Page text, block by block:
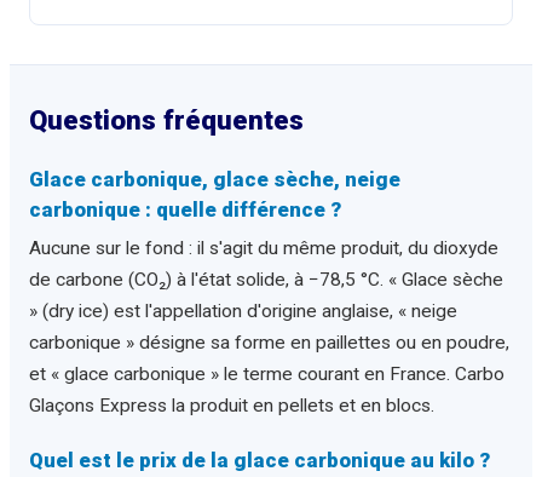
Questions fréquentes
Glace carbonique, glace sèche, neige
carbonique : quelle différence ?
Aucune sur le fond : il s'agit du même produit, du dioxyde
de carbone (CO₂) à l'état solide, à −78,5 °C. « Glace sèche
» (dry ice) est l'appellation d'origine anglaise, « neige
carbonique » désigne sa forme en paillettes ou en poudre,
et « glace carbonique » le terme courant en France. Carbo
Glaçons Express la produit en pellets et en blocs.
Quel est le prix de la glace carbonique au kilo ?